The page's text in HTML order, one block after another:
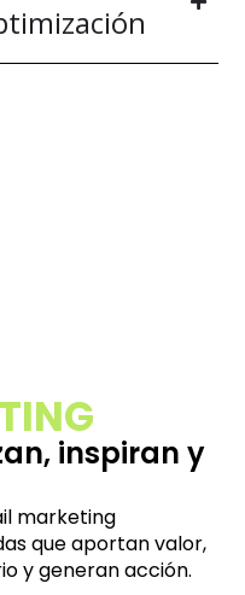
inspiran y
marketing
que aportan valor,
y generan acción.